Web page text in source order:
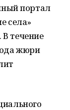
портал
села»
В течение
жюри